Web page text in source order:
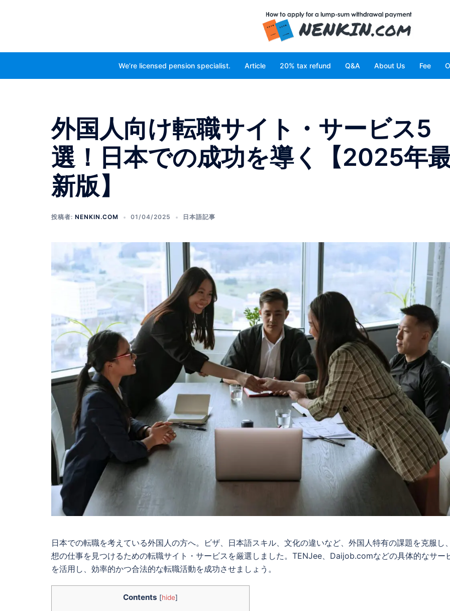
We’re licensed pension specialist. Article 20% tax refund Q&A About Us Fee
外国人向け転職サイト・サービス5
選！日本での成功を導く【2025年
新版】
投稿者: NENKIN.COM 01/04/2025 日本語記事
日本での転職を考えている外国人の方へ。ビザ、日本語スキル、文化の違いなど、外国人特有の課題を克服し
想の仕事を見つけるための転職サイト・サービスを厳選しました。TENJee、Daijob.comなどの具体的なサー
を活用し、効率的かつ合法的な転職活動を成功させましょう。
Contents [hide]